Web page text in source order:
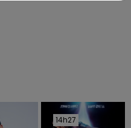
14h27
14h27